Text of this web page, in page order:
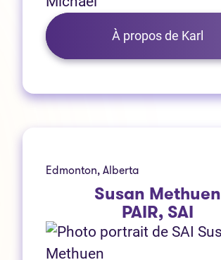
À propos de Karl
Edmonton, Alberta
Susan Methuen
PAIR, SAI